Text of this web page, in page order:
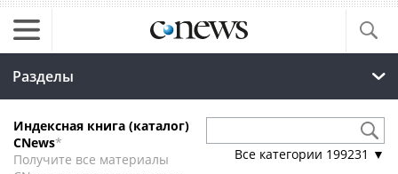
Разделы
Индексная книга (каталог)
CNews*
Получите все материалы
Все категории 199231 ▼